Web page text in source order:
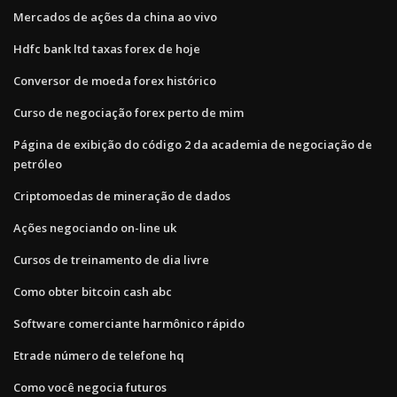
Mercados de ações da china ao vivo
Hdfc bank ltd taxas forex de hoje
Conversor de moeda forex histórico
Curso de negociação forex perto de mim
Página de exibição do código 2 da academia de negociação de
petróleo
Criptomoedas de mineração de dados
Ações negociando on-line uk
Cursos de treinamento de dia livre
Como obter bitcoin cash abc
Software comerciante harmônico rápido
Etrade número de telefone hq
Como você negocia futuros